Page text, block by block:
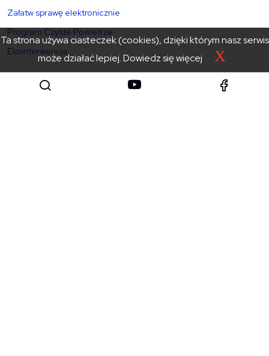
Załatw sprawę elektronicznie
Program Czyste Powietrze
Ekointerwencja
GODZINY PRZYJĘĆ
Ta strona używa ciasteczek (cookies), dzięki którym nasz serwis
może działać lepiej.Dowiedz się więcej X